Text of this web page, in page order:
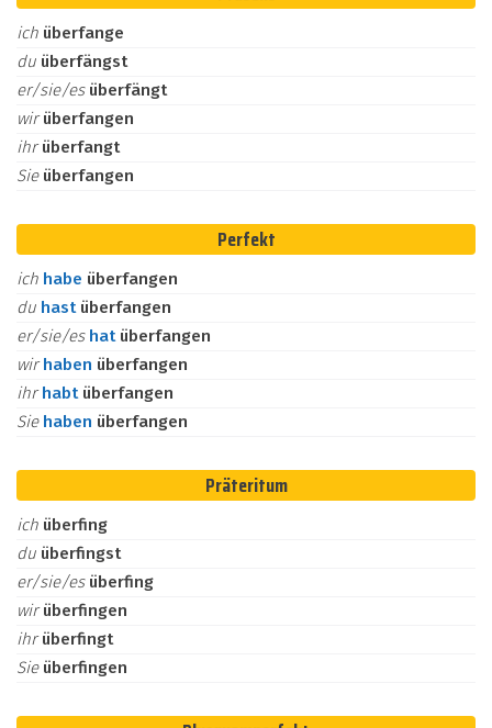
ich überfange
du überfängst
er/sie/es überfängt
wirüberfangen
ihrüberfangt
Sie überfangen
Perfekt
ich habe überfangen
du hast überfangen
er/sie/es hat überfangen
wirhaben überfangen
ihrhabt überfangen
Sie haben überfangen
Präteritum
ich überfing
du überfingst
er/sie/es überfing
wirüberfingen
ihrüberfingt
Sie überfingen